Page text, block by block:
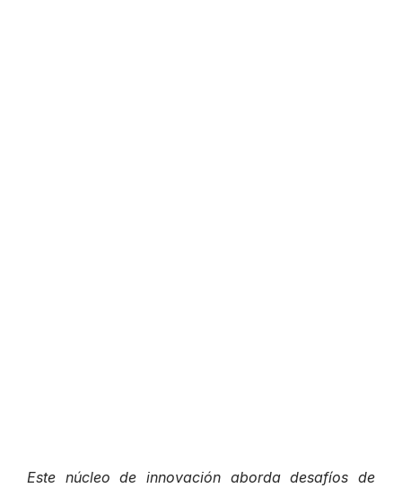
Este núcleo de innovación aborda desafíos de